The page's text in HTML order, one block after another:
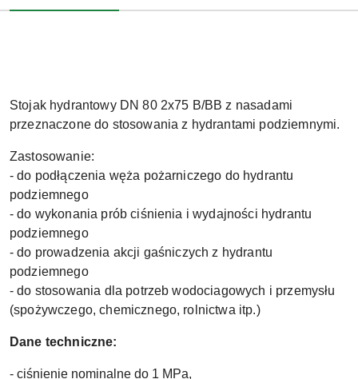
Stojak hydrantowy DN 80 2x75 B/BB z nasadami
przeznaczone do stosowania z hydrantami podziemnymi.
Zastosowanie:
- do podłączenia węża pożarniczego do hydrantu
podziemnego
- do wykonania prób ciśnienia i wydajności hydrantu
podziemnego
- do prowadzenia akcji gaśniczych z hydrantu
podziemnego
- do stosowania dla potrzeb wodociagowych i przemysłu
(spożywczego, chemicznego, rolnictwa itp.)
Dane techniczne:
- ciśnienie nominalne do 1 MPa,